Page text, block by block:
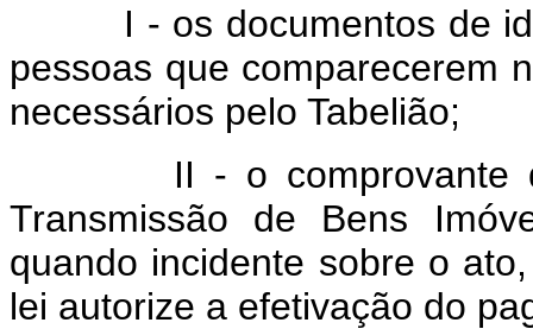
I - os documentos de
pessoas que comparecerem
necessários pelo Tabelião;
II - o comprovante do
Transmissão de Bens
quando incidente sobre o
lei autorize a efetivação do